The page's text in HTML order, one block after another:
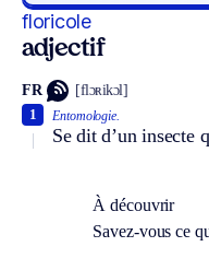
floricole
adjectif
FR [flɔʀikɔl]
Entomologie.
Se dit d’un insecte
1
À découvrir
Savez-vous ce